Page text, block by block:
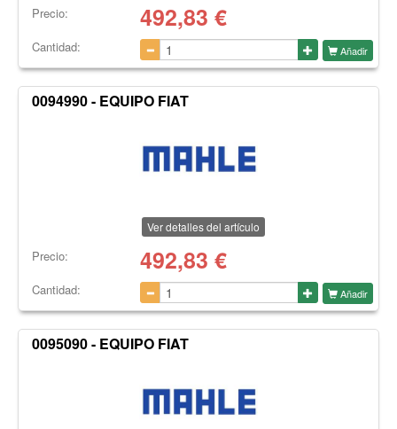
Precio: 492,83 €
Cantidad: Añadir
0094990 - EQUIPO FIAT
Ver detalles del artículo
Precio: 492,83 €
Cantidad: Añadir
0095090 - EQUIPO FIAT